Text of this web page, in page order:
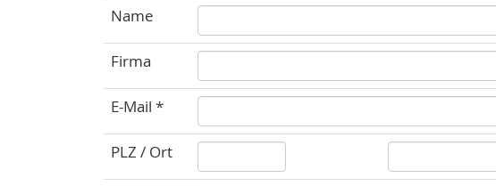
Name
Firma
E-Mail *
PLZ / Ort